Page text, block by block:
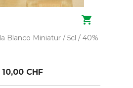

Blanco Miniatur / 5cl / 40%
10,00 CHF